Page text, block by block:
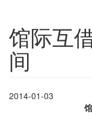
馆际互
间
2014-01-03